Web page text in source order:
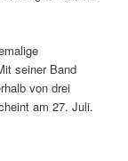
seiner Band
von drei
am 27. Juli.